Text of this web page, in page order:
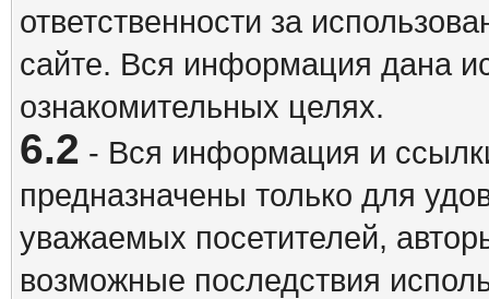
ответственности за
сайте. Вся информация дана
ознакомительных целях.
6.2 - Вся информация и
предназначены только для
уважаемых посетителей,
возможные последствия